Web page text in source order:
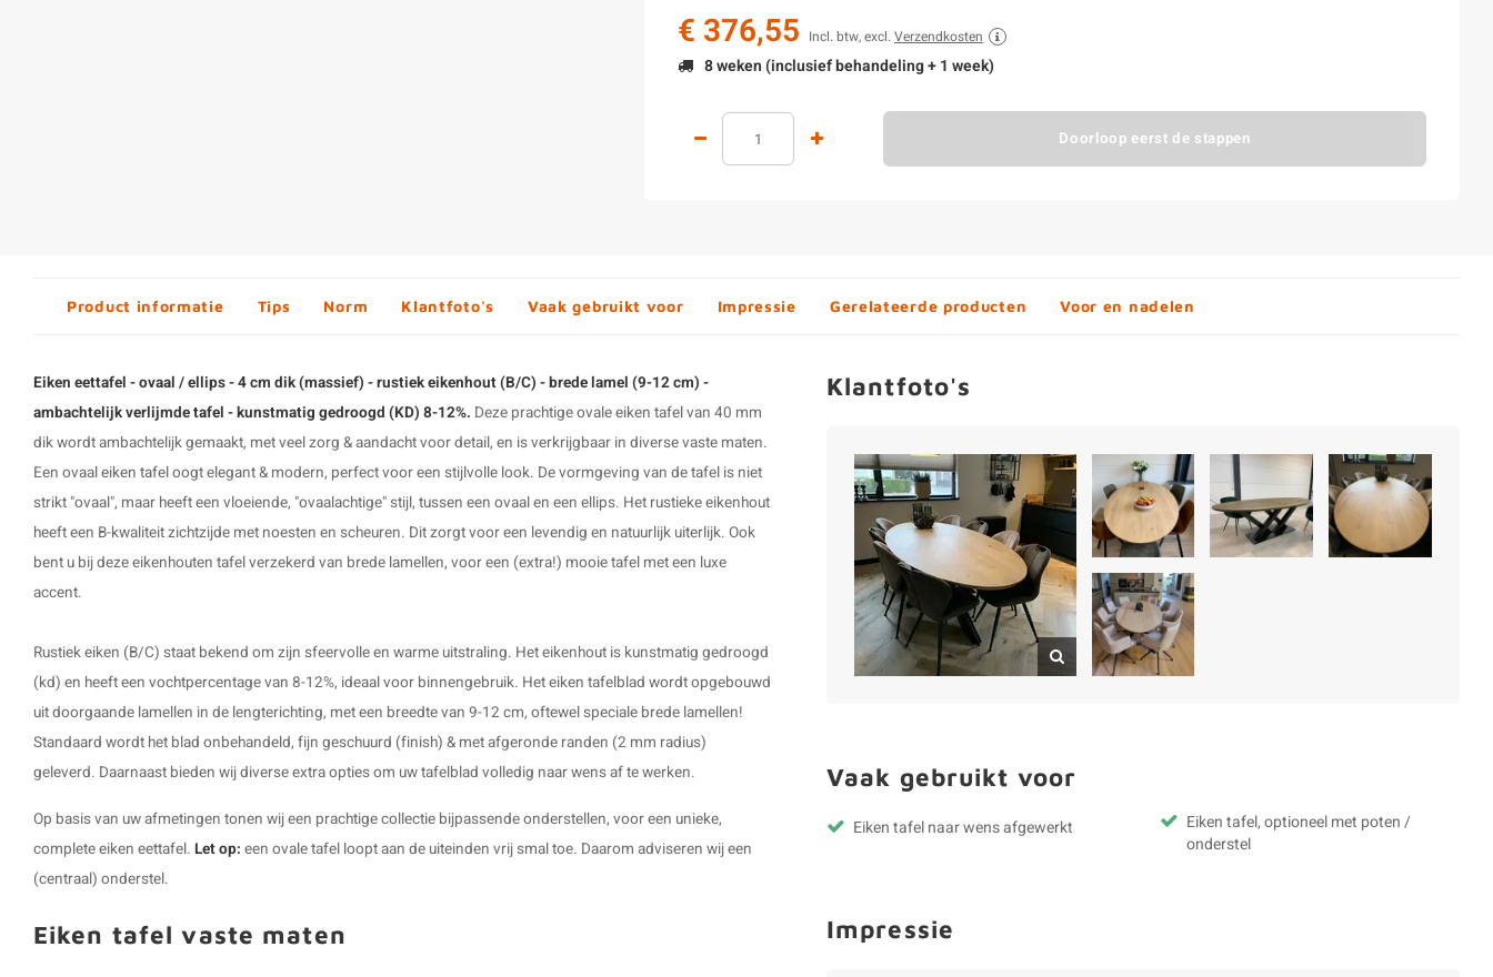
€ 376,55 Incl. btw, excl. Verzendkosten
8 weken (inclusief behandeling + 1 week)
Doorloop eerst de stappen
Product informatie Tips Norm Klantfoto's Vaak gebruikt voor Impressie Gerelateerde producten Voor en nadelen
Eiken eettafel - ovaal / ellips - 4 cm dik (massief) - rustiek eikenhout (B/C) - brede lamel (9-12 cm) -
ambachtelijk verlijmde tafel - kunstmatig gedroogd (KD) 8-12%. Deze prachtigeovale eiken tafelvan 40 mm
dik wordt ambachtelijk gemaakt, met veel zorg & aandacht voor detail, en is verkrijgbaar in diverse vaste maten.
Een ovaaleiken tafeloogt elegant & modern, perfect voor een stijlvolle look. De vormgeving van de tafel is niet
strikt "ovaal", maar heeft een vloeiende, "ovaalachtige" stijl, tussen een ovaal en een ellips. Het rustieke eikenhout
heeft een B-kwaliteit zichtzijde met noesten en scheuren. Dit zorgt voor een levendig en natuurlijk uiterlijk. Ook
bent u bij deze eikenhouten tafel verzekerd van brede lamellen, voor een (extra!) mooie tafel met een luxe
accent.
Rustiek eiken (B/C) staat bekend om zijn sfeervolle en warme uitstraling. Het eikenhout is kunstmatig gedroogd
(kd) en heeft een vochtpercentage van 8-12%, ideaal voor binnengebruik. Het eiken tafelblad wordt opgebouwd
uit doorgaande lamellen in de lengterichting, met een breedte van 9-12 cm, oftewel speciale brede lamellen!
Standaard wordt het blad onbehandeld, fijn geschuurd (finish) & met afgeronde randen (2 mm radius)
geleverd. Daarnaast bieden wij diverse extra opties om uw tafelblad volledig naar wens af te werken.
Op basis van uw afmetingen tonen wij een prachtige collectie bijpassende onderstellen, voor een unieke,
completeeiken eettafel. Let op: een ovale tafel loopt aan de uiteinden vrij smal toe. Daarom adviseren wij een
(centraal) onderstel.
Eiken tafel vaste maten
Klantfoto's
Vaak gebruikt voor
Eiken tafel naar wens afgewerkt
Eiken tafel, optioneel met poten /
onderstel
Impressie